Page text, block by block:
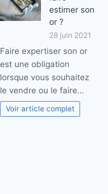
estimer son
or ?
28 juin 2021
Faire expertiser son or
est une obligation
lorsque vous souhaitez
le vendre ou le faire…
Voir article complet